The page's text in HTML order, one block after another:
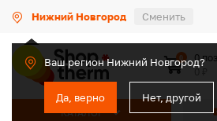
Нижний Новгород Сменить
Ваш регион Нижний Новгород?
Да, верно Нет, другой
КАТАЛОГ
0
0